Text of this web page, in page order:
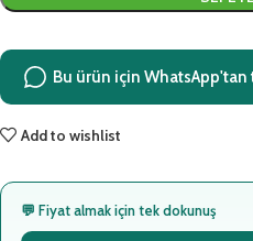
Bu ürün için WhatsApp'tan
Add to wishlist
💬 Fiyat almak için tek dokunuş